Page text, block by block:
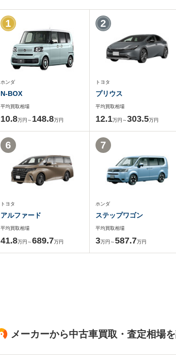
ホンダ
N-BOX
平均買取相場
10.8万円～ 148.8万円
1
トヨタ
プリウス
平均買取相場
12.1万円～303.5万円
2
トヨタ
アルファード
平均買取相場
41.8万円～689.7万円
6
ホンダ
ステップワゴン
平均買取相場
3万円～587.7万円
7
メーカーから中古車買取・査定相場